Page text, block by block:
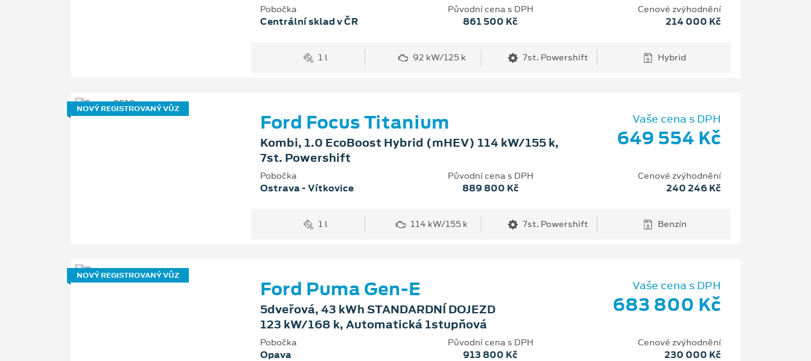
Pobočka
Centrální sklad v ČR
Původní cena s DPH
861 500 Kč
Cenové zvýhodnění
214 000 Kč
1 l 92 kW/125 k 7st. Powershift Hybrid
NOVÝ REGISTROVANÝ VŮZ
Ford Focus Titanium
Kombi, 1.0 EcoBoost Hybrid (mHEV) 114 kW/155 k,
7st. Powershift
Vaše cena s DPH
649 554 Kč
Pobočka
Ostrava - Vítkovice
Původní cena s DPH
889 800 Kč
Cenové zvýhodnění
240 246 Kč
1 l 114 kW/155 k 7st. Powershift Benzín
NOVÝ REGISTROVANÝ VŮZ
Ford Puma Gen-E
5dveřová, 43 kWh STANDARDNÍ DOJEZD
123 kW/168 k, Automatická 1stupňová
Vaše cena s DPH
683 800 Kč
Pobočka
Opava
Původní cena s DPH
913 800 Kč
Cenové zvýhodnění
230 000 Kč